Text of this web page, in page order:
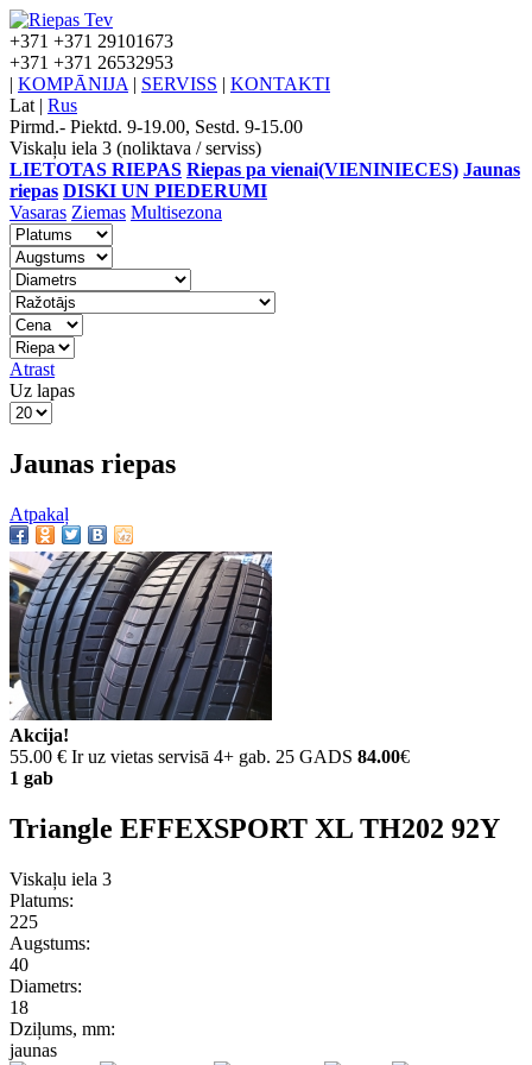
+371 +371 29101673
+371 +371 26532953
| KOMPĀNIJA | SERVISS | KONTAKTI
Lat | Rus
Pirmd.- Piektd. 9-19.00, Sestd. 9-15.00
Viskaļu iela 3 (noliktava / serviss)
LIETOTAS RIEPAS Riepas pa vienai(VIENINIECES) Jaunas
riepas DISKI UN PIEDERUMI
Vasaras Ziemas Multisezona
Atrast
Uz lapas
Jaunas riepas
Atpakaļ
Akcija!
55.00 € Ir uz vietas servisā 4+ gab. 25 GADS 84.00€
1 gab
Triangle EFFEXSPORT XL TH202 92Y
Viskaļu iela 3
Platums:
225
Augstums:
40
Diametrs:
18
Dziļums, mm:
jaunas